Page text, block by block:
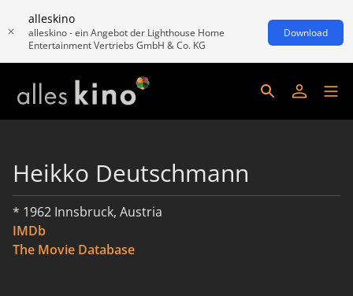
alleskino
alleskino - ein Angebot der Lighthouse Home
Entertainment Vertriebs GmbH & Co. KG
Download
Heikko Deutschmann
* 1962 Innsbruck, Austria
IMDb
The Movie Database